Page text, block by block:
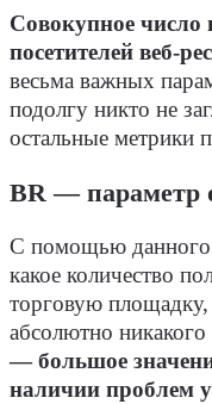
Совокупное число
посетителей веб-
весьма важных
подолгу никто не
остальные метрики
BR — параметр
С помощью данного
какое количество
торговую
абсолютно никакого
— большое
наличии проблем